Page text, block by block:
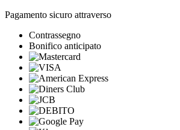
Pagamento sicuro attraverso
Contrassegno
Bonifico anticipato